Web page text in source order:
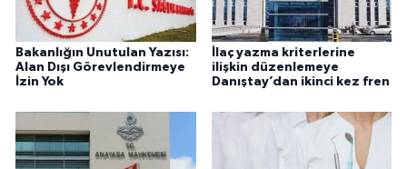
Bakanlığın Unutulan Yazısı:
Alan Dışı Görevlendirmeye
İzin Yok
İlaç yazma kriterlerine
ilişkin düzenlemeye
Danıştay’dan ikinci kez fren